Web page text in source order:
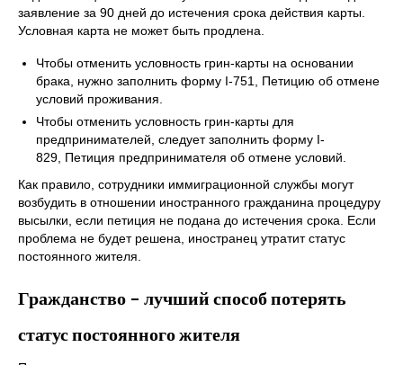
заявление за 90 дней до истечения срока действия карты.
Условная карта не может быть продлена.
Чтобы отменить условность грин-карты на основании
брака, нужно заполнить форму I-751, Петицию об отмене
условий проживания.
Чтобы отменить условность грин-карты для
предпринимателей, следует заполнить форму I-
829, Петиция предпринимателя об отмене условий.
Как правило, сотрудники иммиграционной службы могут
возбудить в отношении иностранного гражданина процедуру
высылки, если петиция не подана до истечения срока. Если
проблема не будет решена, иностранец утратит статус
постоянного жителя.
Гражданство – лучший способ потерять
статус постоянного жителя